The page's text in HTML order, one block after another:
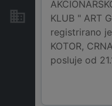
Nekretnine i
KLUB " ART
registrirano
KOTOR,
posluje od